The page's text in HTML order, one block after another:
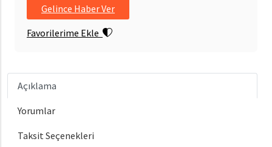
Gelince Haber Ver
Favorilerime Ekle
Açıklama
Yorumlar
Taksit Seçenekleri